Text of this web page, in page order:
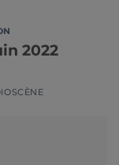
2022